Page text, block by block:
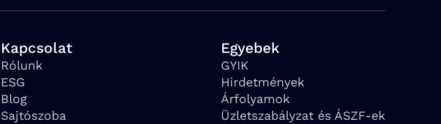
Kapcsolat
Rólunk
ESG
Blog
Sajtószoba
Egyebek
GYIK
Hirdetmények
Árfolyamok
Üzletszabályzat és ÁSZF-ek